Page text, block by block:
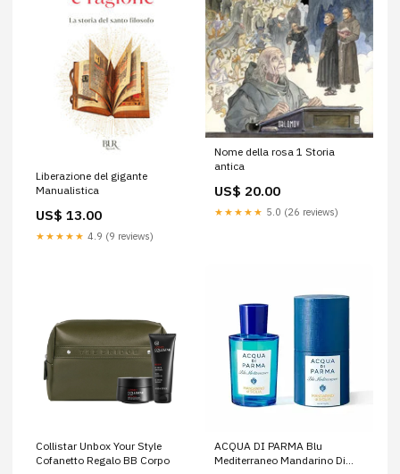
Liberazione del gigante
Manualistica
US$ 13.00
★★★★★ 4.9 (9 reviews)
Nome della rosa 1 Storia
antica
US$ 20.00
★★★★★ 5.0 (26 reviews)
Collistar Unbox Your Style
Cofanetto Regalo BB Corpo
ACQUA DI PARMA Blu
Mediterraneo Mandarino Di